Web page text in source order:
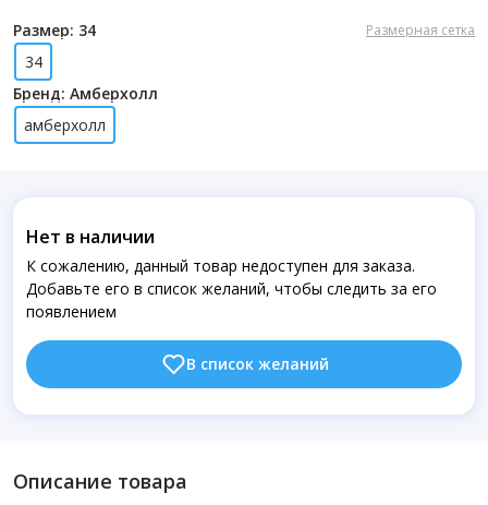
Размер: 34 Размерная сетка
34
Бренд: Амберхолл
амберхолл
Нет в наличии
К сожалению, данный товар недоступен для заказа.
Добавьте его в список желаний, чтобы следить за его
появлением
В список желаний
Описание товара